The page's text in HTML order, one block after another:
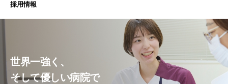
採用情報
世界一強く、
そして優しい病院で